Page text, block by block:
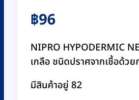
฿96
NIPRO HYPODERMIC
เกลือ ชนิดปราศจากเชื้อด้ว
มีสินค้าอยู่ 82